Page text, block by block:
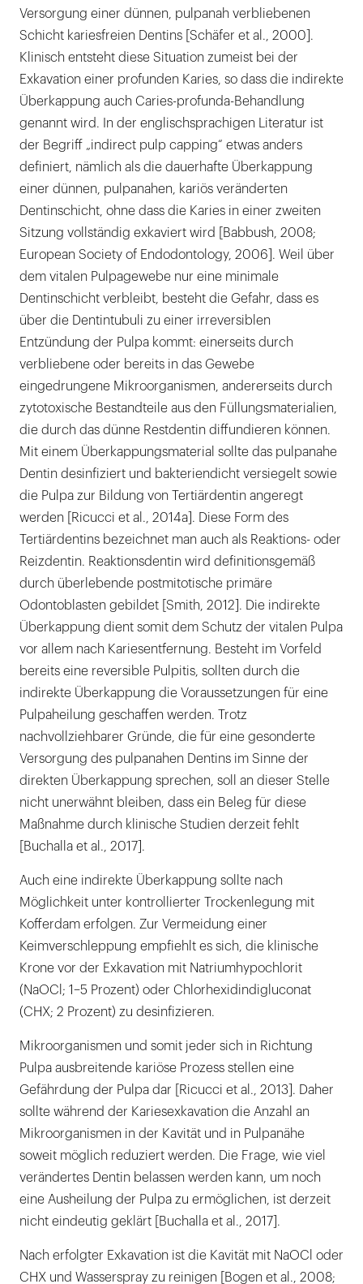
Versorgung einer dünnen, pulpanah verbliebenen
Schicht kariesfreien Dentins [Schäfer et al., 2000].
Klinisch entsteht diese Situation zumeist bei der
Exkavation einer profunden Karies, so dass die indirekte
Überkappung auch Caries-profunda-Behandlung
genannt wird. In der englischsprachigen Literatur ist
der Begriff „indirect pulp capping“ etwas anders
definiert, nämlich als die dauerhafte Überkappung
einer dünnen, pulpanahen, kariös veränderten
Dentinschicht, ohne dass die Karies in einer zweiten
Sitzung vollständig exkaviert wird [Babbush, 2008;
European Society of Endodontology, 2006]. Weil über
dem vitalen Pulpagewebe nur eine minimale
Dentinschicht verbleibt, besteht die Gefahr, dass es
über die Dentintubuli zu einer irreversiblen
Entzündung der Pulpa kommt: einerseits durch
verbliebene oder bereits in das Gewebe
eingedrungene Mikroorganismen, andererseits durch
zytotoxische Bestandteile aus den Füllungsmaterialien,
die durch das dünne Restdentin diffundieren können.
Mit einem Überkappungsmaterial sollte das pulpanahe
Dentin desinfiziert und bakteriendicht versiegelt sowie
die Pulpa zur Bildung von Tertiärdentin angeregt
werden [Ricucci et al., 2014a]. Diese Form des
Tertiärdentins bezeichnet man auch als Reaktions- oder
Reizdentin. Reaktionsdentin wird definitionsgemäß
durch überlebende postmitotische primäre
Odontoblasten gebildet [Smith, 2012]. Die indirekte
Überkappung dient somit dem Schutz der vitalen Pulpa
vor allem nach Kariesentfernung. Besteht im Vorfeld
bereits eine reversible Pulpitis, sollten durch die
indirekte Überkappung die Voraussetzungen für eine
Pulpaheilung geschaffen werden. Trotz
nachvollziehbarer Gründe, die für eine gesonderte
Versorgung des pulpanahen Dentins im Sinne der
direkten Überkappung sprechen, soll an dieser Stelle
nicht unerwähnt bleiben, dass ein Beleg für diese
Maßnahme durch klinische Studien derzeit fehlt
[Buchalla et al., 2017].
Auch eine indirekte Überkappung sollte nach
Möglichkeit unter kontrollierter Trockenlegung mit
Kofferdam erfolgen. Zur Vermeidung einer
Keimverschleppung empfiehlt es sich, die klinische
Krone vor der Exkavation mit Natriumhypochlorit
(NaOCl; 1–5 Prozent) oder Chlorhexidindigluconat
(CHX; 2 Prozent) zu desinfizieren.
Mikroorganismen und somit jeder sich in Richtung
Pulpa ausbreitende kariöse Prozess stellen eine
Gefährdung der Pulpa dar [Ricucci et al., 2013]. Daher
sollte während der Kariesexkavation die Anzahl an
Mikroorganismen in der Kavität und in Pulpanähe
soweit möglich reduziert werden. Die Frage, wie viel
verändertes Dentin belassen werden kann, um noch
eine Ausheilung der Pulpa zu ermöglichen, ist derzeit
nicht eindeutig geklärt [Buchalla et al., 2017].
Nach erfolgter Exkavation ist die Kavität mit NaOCl oder
CHX und Wasserspray zu reinigen [Bogen et al., 2008;